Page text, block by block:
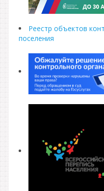
Реестр объектов
поселения